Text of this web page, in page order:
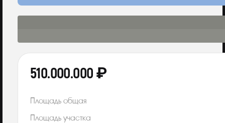
510.000.000 ₽
Площадь общая
Площадь участка